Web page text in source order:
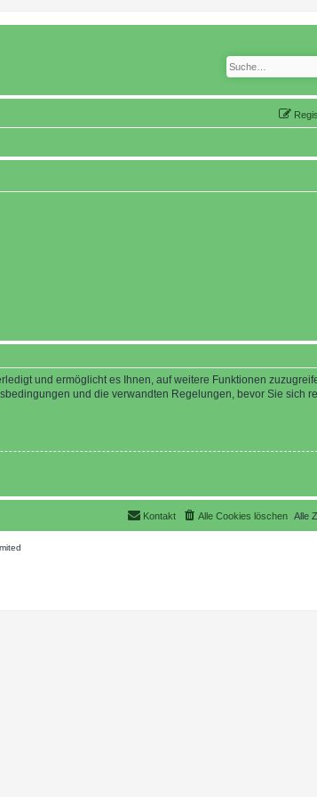
und ermöglicht es Ihnen, auf weitere Funktionen
und die verwandten Regelungen, bevor Sie sich
Alle
Alle Cookies löschen
Kontakt